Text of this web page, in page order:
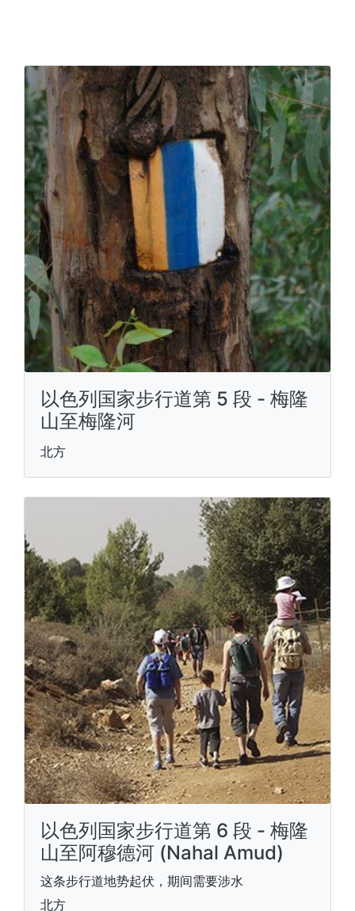
以色列国家步行道第 5 段 - 梅隆
山至梅隆河
北方
以色列国家步行道第 6 段 - 梅隆
山至阿穆德河 (Nahal Amud)
这条步行道地势起伏，期间需要涉水
北方